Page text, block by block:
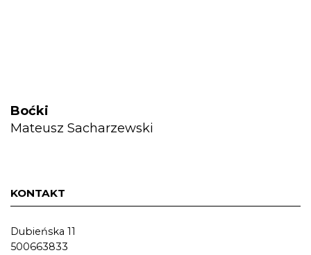
Boćki
Mateusz Sacharzewski
KONTAKT
Dubieńska 11
500663833